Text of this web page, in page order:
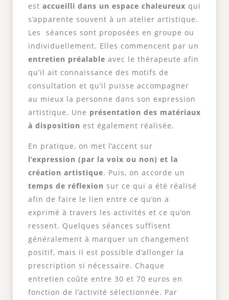
est accueilli dans un espace chaleureux qui
s’apparente souvent à un atelier artistique.
Les séances sont proposées en groupe ou
individuellement. Elles commencent par un
entretien préalable avec le thérapeute afin
qu’il ait connaissance des motifs de
consultation et qu’il puisse accompagner
au mieux la personne dans son expression
artistique. Une présentation des matériaux
à disposition est également réalisée.
En pratique, on met l’accent sur
l’expression (par la voix ou non) et la
création artistique. Puis, on accorde un
temps de réflexion sur ce qui a été réalisé
afin de faire le lien entre ce qu’on a
exprimé à travers les activités et ce qu’on
ressent. Quelques séances suffisent
généralement à marquer un changement
positif, mais il est possible d’allonger la
prescription si nécessaire. Chaque
entretien coûte entre 30 et 70 euros en
fonction de l’activité sélectionnée. Par